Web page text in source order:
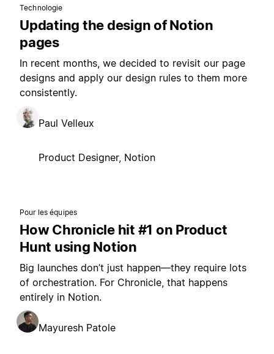
Technologie
Updating the design of Notion
pages
In recent months, we decided to revisit our page
designs and apply our design rules to them more
consistently.
Paul Velleux
Product Designer, Notion
Pour les équipes
How Chronicle hit #1 on Product
Hunt using Notion
Big launches don’t just happen—they require lots
of orchestration. For Chronicle, that happens
entirely in Notion.
Mayuresh Patole